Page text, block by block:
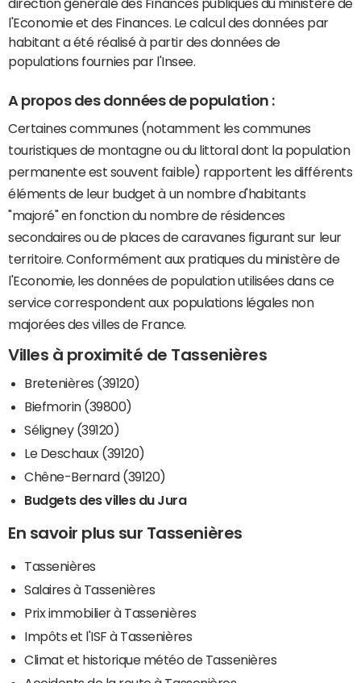
direction générale des Finances publiques du ministère de
l'Economie et des Finances. Le calcul des données par
habitant a été réalisé à partir des données de
populations fournies par l'Insee.
A propos des données de population :
Certaines communes (notamment les communes
touristiques de montagne ou du littoral dont la population
permanente est souvent faible) rapportent les différents
éléments de leur budget à un nombre d'habitants
"majoré" en fonction du nombre de résidences
secondaires ou de places de caravanes figurant sur leur
territoire. Conformément aux pratiques du ministère de
l'Economie, les données de population utilisées dans ce
service correspondent aux populations légales non
majorées des villes de France.
Villes à proximité de Tassenières
Bretenières (39120)
Biefmorin (39800)
Séligney (39120)
Le Deschaux (39120)
Chêne-Bernard (39120)
Budgets des villes du Jura
En savoir plus sur Tassenières
Tassenières
Salaires à Tassenières
Prix immobilier à Tassenières
Impôts et l'ISF à Tassenières
Climat et historique météo de Tassenières